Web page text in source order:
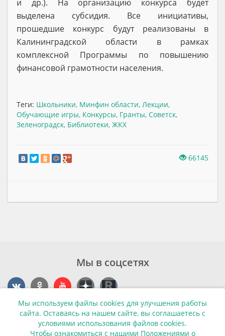
и др.). На организацию конкурса будет
выделена субсидия. Все инициативы,
прошедшие конкурс будут реализованы в
Калининградской области в рамках
комплексной Программы по повышению
финансовой грамотности населения.
Теги: Школьники, Минфин области, Лекции,
Обучающие игры, Конкурсы, Гранты, Советск,
Зеленоградск, Библиотеки, ЖКХ
66145
Мы используем файлы cookies для улучшения работы
сайта. Оставаясь на нашем сайте, вы соглашаетесь с
условиями использования файлов cookies.
Чтобы ознакомиться с нашими Положениями о
Мы в соцсетях
Контакты
г. Калининград, ул. Эпроновская, 1